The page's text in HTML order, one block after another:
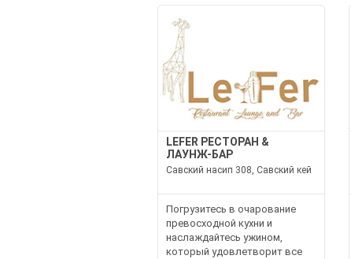
LEFER РЕСТОРАН &
ЛАУНЖ-БАР
Савский насип 308, Савский кей
Погрузитесь в очарование
превосходной кухни и
наслаждайтесь ужином,
который удовлетворит все